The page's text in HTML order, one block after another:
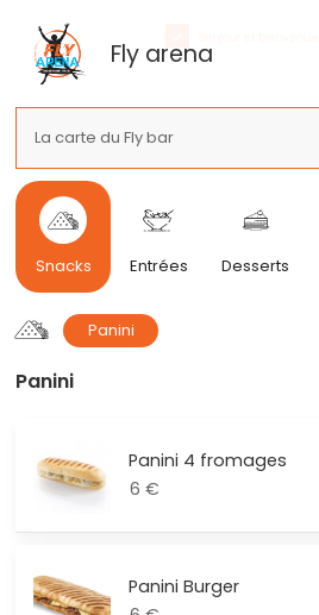
Fly arena
La carte du Fly bar
Snacks Entrées Desserts
panini
Panini
Panini 4 fromages
6 €
Panini Burger